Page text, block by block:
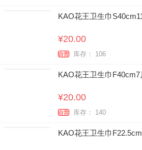
KAO花王卫生巾
¥20.00
自营 库存： 106
KAO花王卫生巾F40cm7
¥20.00
自营 库存： 140
KAO花王卫生巾